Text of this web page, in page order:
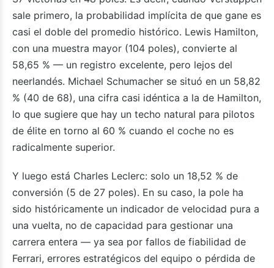
sale primero, la probabilidad implícita de que gane es
casi el doble del promedio histórico. Lewis Hamilton,
con una muestra mayor (104 poles), convierte al
58,65 % — un registro excelente, pero lejos del
neerlandés. Michael Schumacher se situó en un 58,82
% (40 de 68), una cifra casi idéntica a la de Hamilton,
lo que sugiere que hay un techo natural para pilotos
de élite en torno al 60 % cuando el coche no es
radicalmente superior.
Y luego está Charles Leclerc: solo un 18,52 % de
conversión (5 de 27 poles). En su caso, la pole ha
sido históricamente un indicador de velocidad pura a
una vuelta, no de capacidad para gestionar una
carrera entera — ya sea por fallos de fiabilidad de
Ferrari, errores estratégicos del equipo o pérdida de